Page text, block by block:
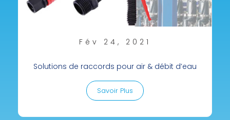
Fév 24, 2021
Solutions de raccords pour air & débit d’eau
Savoir Plus